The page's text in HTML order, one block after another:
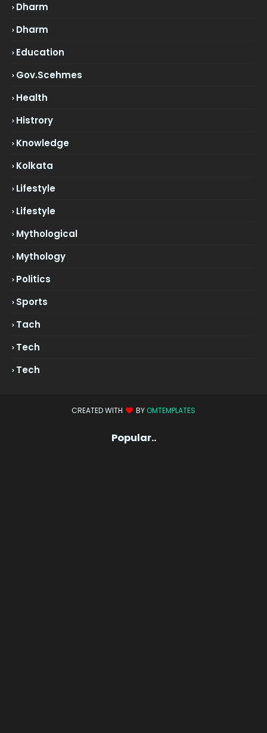
Dharm
Dharm
Education
Gov.scehmes
Health
Histrory
Knowledge
Kolkata
Lifestyle
Lifestyle
Mythological
Mythology
Politics
Sports
Tach
Tech
Tech
CREATED WITH BY OMTEMPLATES
Popular..